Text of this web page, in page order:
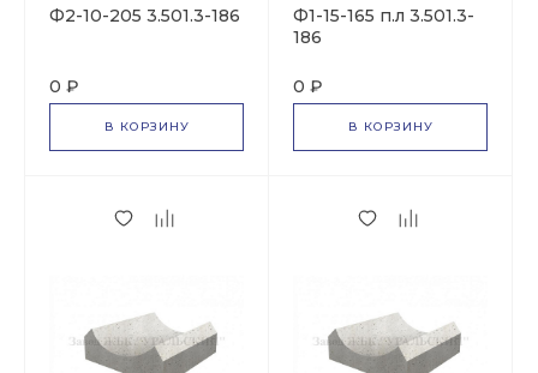
Ф2-10-205 3.501.3-186
0 ₽
В КОРЗИНУ
Ф1-15-165 п.л 3.501.3-
186
0 ₽
В КОРЗИНУ